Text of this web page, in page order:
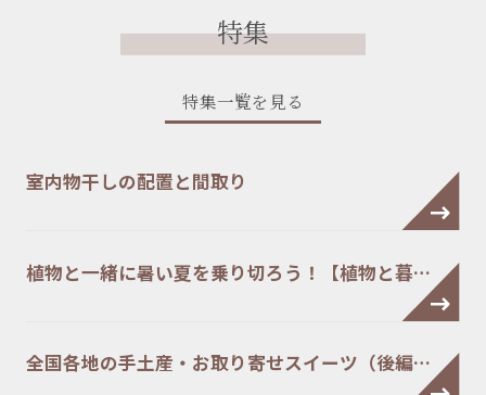
特集
特集一覧を見る
室内物干しの配置と間取り
植物と一緒に暑い夏を乗り切ろう！【植物と暮…
全国各地の手土産・お取り寄せスイーツ（後編…